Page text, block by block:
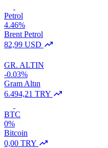
Petrol
4.46%
Brent Petrol
82,99 USD
GR. ALTIN
-0.03%
Gram Altın
6.494,21 TRY
BTC
0%
Bitcoin
0,00 TRY